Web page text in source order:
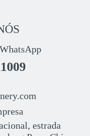
estrada